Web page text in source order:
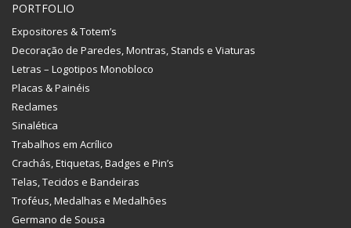
PORTFOLIO
Expositores & Totem’s
Decoração de Paredes, Montras, Stands e Viaturas
Letras – Logotipos Monobloco
Placas & Painéis
Reclames
Sinalética
Trabalhos em Acrílico
Crachás, Etiquetas, Badges e Pin’s
Telas, Tecidos e Bandeiras
Troféus, Medalhas e Medalhões
Germano de Sousa